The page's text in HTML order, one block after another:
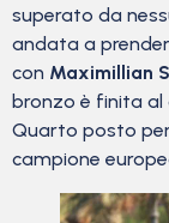
superato da
andata a
con Maximillian
bronzo è finita al
Quarto posto
campione